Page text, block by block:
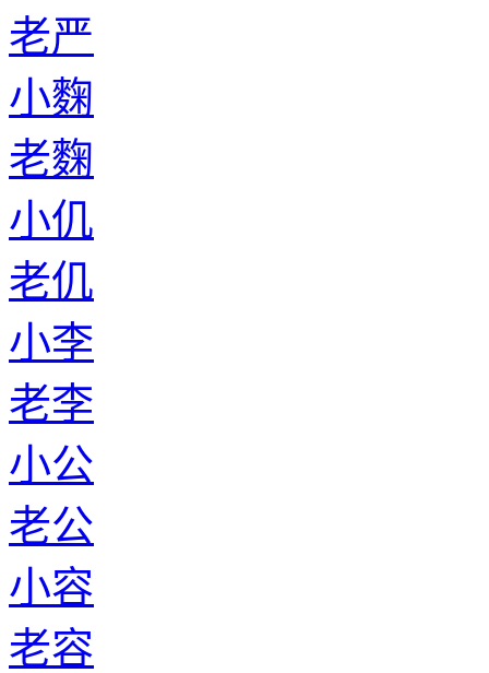
老严
小麴
老麴
小仉
老仉
小李
老李
小公
老公
小容
老容